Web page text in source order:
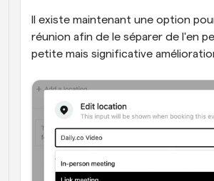
Il existe maintenant une option
réunion afin de le séparer de l'en
petite mais significative